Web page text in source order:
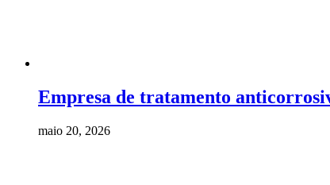
Empresa de tratamento
maio 20, 2026